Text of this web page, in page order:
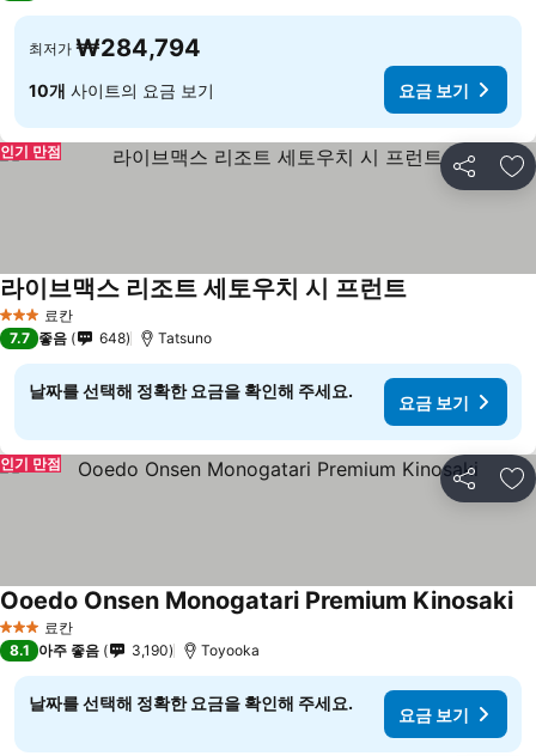
최저가 ₩284,794
10개 사이트의 요금 보기 요금 보기
공유 즐
인기 만점
3 성급 료칸
라이브맥스 리조트 세토우치 시 프런트
7.7 좋음 648 Tatsuno
날짜를 선택해 정확한 요금을 확인해 주세요.
요금 보기
공유 즐
인기 만점
3 성급 료칸
Ooedo Onsen Monogatari Premium Kinosaki
8.1 아주 좋음 3,190 Toyooka
날짜를 선택해 정확한 요금을 확인해 주세요.
요금 보기